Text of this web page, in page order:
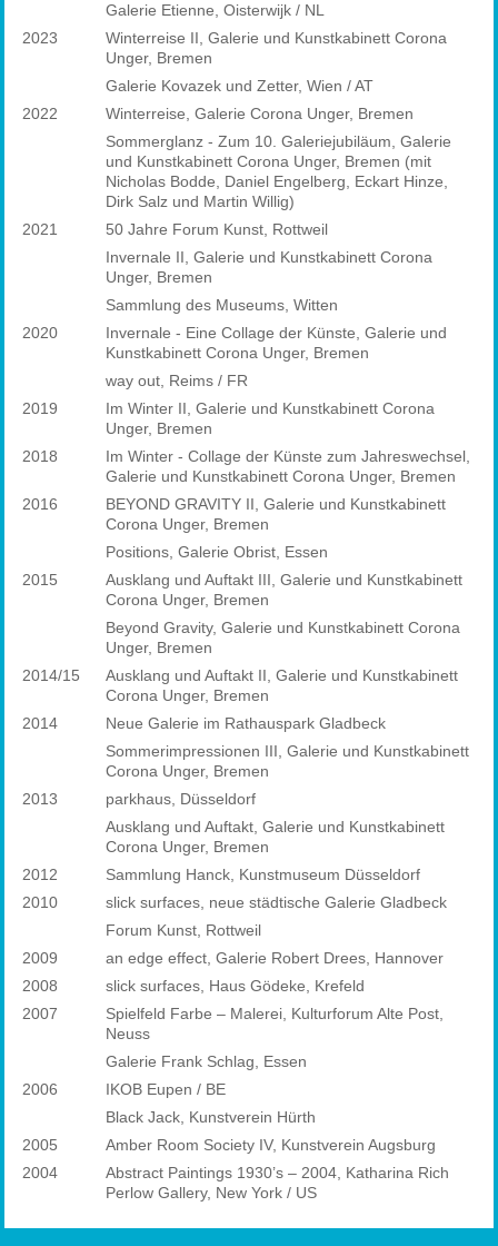
Galerie Etienne, Oisterwijk / NL
2023
Winterreise II, Galerie und Kunstkabinett Corona
Unger, Bremen
Galerie Kovazek und Zetter, Wien / AT
2022
Winterreise, Galerie Corona Unger, Bremen
Sommerglanz - Zum 10. Galeriejubiläum, Galerie
und Kunstkabinett Corona Unger, Bremen (mit
Nicholas Bodde, Daniel Engelberg, Eckart Hinze,
Dirk Salz und Martin Willig)
2021
50 Jahre Forum Kunst, Rottweil
Invernale II, Galerie und Kunstkabinett Corona
Unger, Bremen
Sammlung des Museums, Witten
2020
Invernale - Eine Collage der Künste, Galerie und
Kunstkabinett Corona Unger, Bremen
way out, Reims / FR
2019
Im Winter II, Galerie und Kunstkabinett Corona
Unger, Bremen
2018
Im Winter - Collage der Künste zum Jahreswechsel,
Galerie und Kunstkabinett Corona Unger, Bremen
2016
BEYOND GRAVITY II, Galerie und Kunstkabinett
Corona Unger, Bremen
Positions, Galerie Obrist, Essen
2015
Ausklang und Auftakt III, Galerie und Kunstkabinett
Corona Unger, Bremen
Beyond Gravity, Galerie und Kunstkabinett Corona
Unger, Bremen
2014/15
Ausklang und Auftakt II, Galerie und Kunstkabinett
Corona Unger, Bremen
2014
Neue Galerie im Rathauspark Gladbeck
Sommerimpressionen III, Galerie und Kunstkabinett
Corona Unger, Bremen
2013
parkhaus, Düsseldorf
Ausklang und Auftakt, Galerie und Kunstkabinett
Corona Unger, Bremen
2012
Sammlung Hanck, Kunstmuseum Düsseldorf
2010
slick surfaces, neue städtische Galerie Gladbeck
Forum Kunst, Rottweil
2009
an edge effect, Galerie Robert Drees, Hannover
2008
slick surfaces, Haus Gödeke, Krefeld
2007
Spielfeld Farbe – Malerei, Kulturforum Alte Post,
Neuss
Galerie Frank Schlag, Essen
2006
IKOB Eupen / BE
Black Jack, Kunstverein Hürth
2005
Amber Room Society IV, Kunstverein Augsburg
2004
Abstract Paintings 1930’s – 2004, Katharina Rich
Perlow Gallery, New York / US